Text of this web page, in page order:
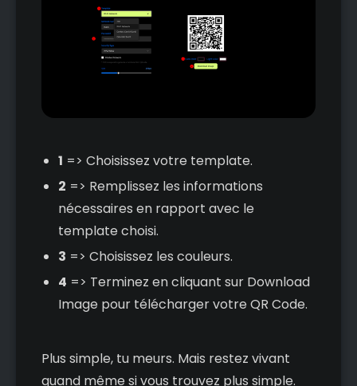
1 => Choisissez votre template.
2 => Remplissez les informations
nécessaires en rapport avec le
template choisi.
3 => Choisissez les couleurs.
4 => Terminez en cliquant sur Download
Image pour télécharger votre QR Code.
Plus simple, tu meurs. Mais restez vivant
quand même si vous trouvez plus simple.